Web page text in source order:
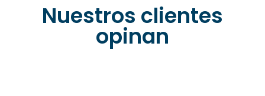
Nuestros clientes
opinan